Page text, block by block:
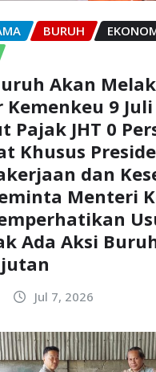
BURUH
Akan
9 Juli
Pajak JHT 0
Khusus
dan
Menteri
Ada Aksi
Jul 7, 2026